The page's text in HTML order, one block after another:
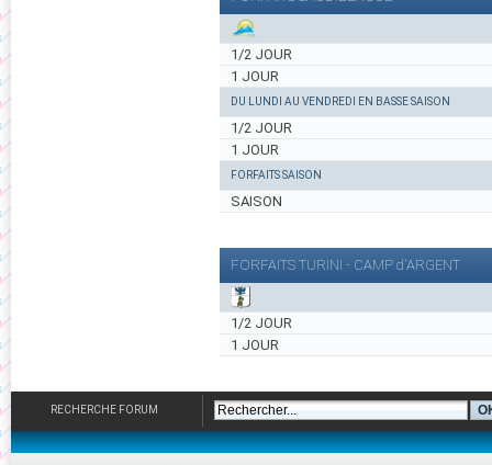
1/2 JOUR
1 JOUR
DU LUNDI AU VENDREDI EN BASSE SAISON
1/2 JOUR
1 JOUR
FORFAITS SAISON
SAISON
FORFAITS TURINI - CAMP d'ARGENT
1/2 JOUR
1 JOUR
RECHERCHE FORUM